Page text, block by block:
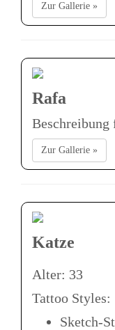
Zur Gallerie »
Rafa
Beschreibung
Zur Gallerie »
Katze
Alter: 33
Tattoo Styles:
Sketch-